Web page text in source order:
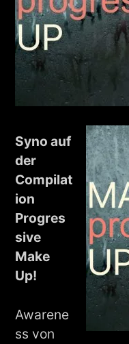
Syno auf
der
Compilat
ion
Progres
sive
Make
Up!
Awarene
ss von